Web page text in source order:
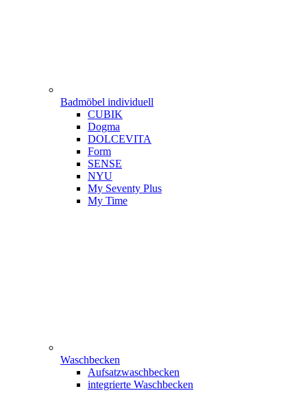
Badmöbel individuell
CUBIK
Dogma
DOLCEVITA
Form
SENSE
NYU
My Seventy Plus
My Time
Waschbecken
Aufsatzwaschbecken
integrierte Waschbecken